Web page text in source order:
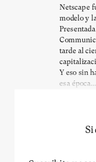
Netscape
modelo y
tarde al
Y eso sin
esa época...
Si